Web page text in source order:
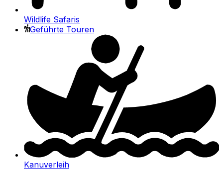
Wildlife Safaris
Geführte Touren
Kanuverleih